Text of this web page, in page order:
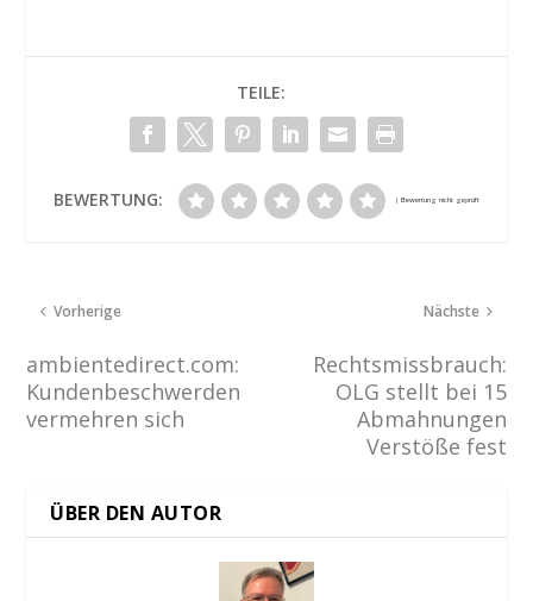
TEILE:
BEWERTUNG:
Vorherige
ambientedirect.com:
Kundenbeschwerden
vermehren sich
Nächste
Rechtsmissbrauch:
OLG stellt bei 15
Abmahnungen
Verstöße fest
ÜBER DEN AUTOR